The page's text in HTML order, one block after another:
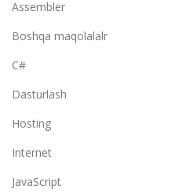
Assembler
Boshqa maqolalalr
C#
Dasturlash
Hosting
Internet
JavaScript